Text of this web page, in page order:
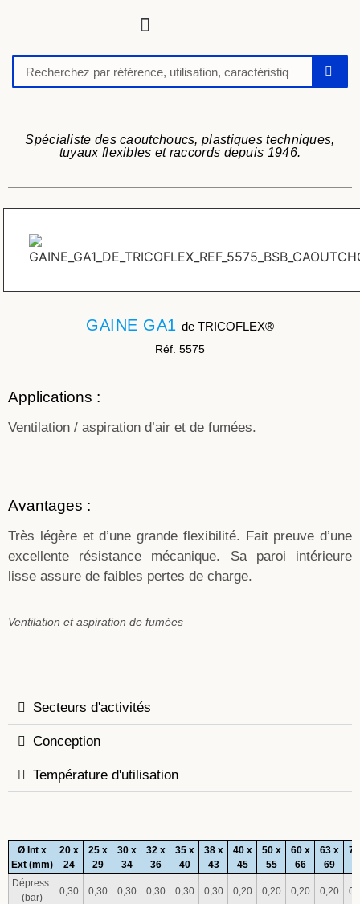
Spécialiste des caoutchoucs, plastiques techniques,
tuyaux flexibles et raccords depuis 1946.
GAINE GA1 de TRICOFLEX®
Réf. 5575
Applications :
Ventilation / aspiration d’air et de fumées.
Avantages :
Très légère et d’une grande flexibilité. Fait preuve d’une
excellente résistance mécanique. Sa paroi intérieure
lisse assure de faibles pertes de charge.
Ventilation et aspiration de fumées
Secteurs d'activités
Conception
Température d'utilisation
Ø Int x
Ext (mm)
20 x
24
25 x
29
30 x
34
32 x
36
35 x
40
38 x
43
40 x
45
50 x
55
60 x
66
63 x
69
Dépress.
(bar)
0,30 0,30 0,30 0,30 0,30 0,30 0,20 0,20 0,20 0,20